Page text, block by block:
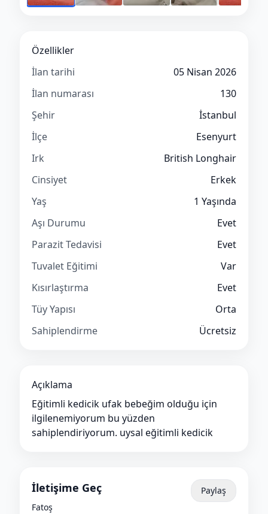
Özellikler
İlan tarihi
05 Nisan 2026
İlan numarası
130
Şehir
İstanbul
İlçe
Esenyurt
Irk
British Longhair
Cinsiyet
Erkek
Yaş
1 Yaşında
Aşı Durumu
Evet
Parazit Tedavisi
Evet
Tuvalet Eğitimi
Var
Kısırlaştırma
Evet
Tüy Yapısı
Orta
Sahiplendirme
Ücretsiz
Açıklama
Eğitimli kedicik ufak bebeğim olduğu için
ilgilenemiyorum bu yüzden
sahiplendiriyorum. uysal eğitimli kedicik
İletişime Geç
Fatoş
Paylaş